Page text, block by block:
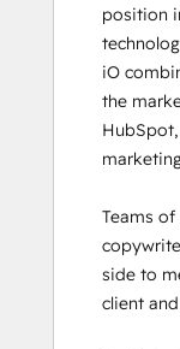
position
iO
the
Teams
side to
client